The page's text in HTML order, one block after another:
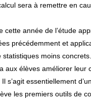
sera à remettre en
cette année de l’étude
précédemment et
statistiques moins
aux élèves améliorer leur
Il s’agit essentiellement
les premiers outils de